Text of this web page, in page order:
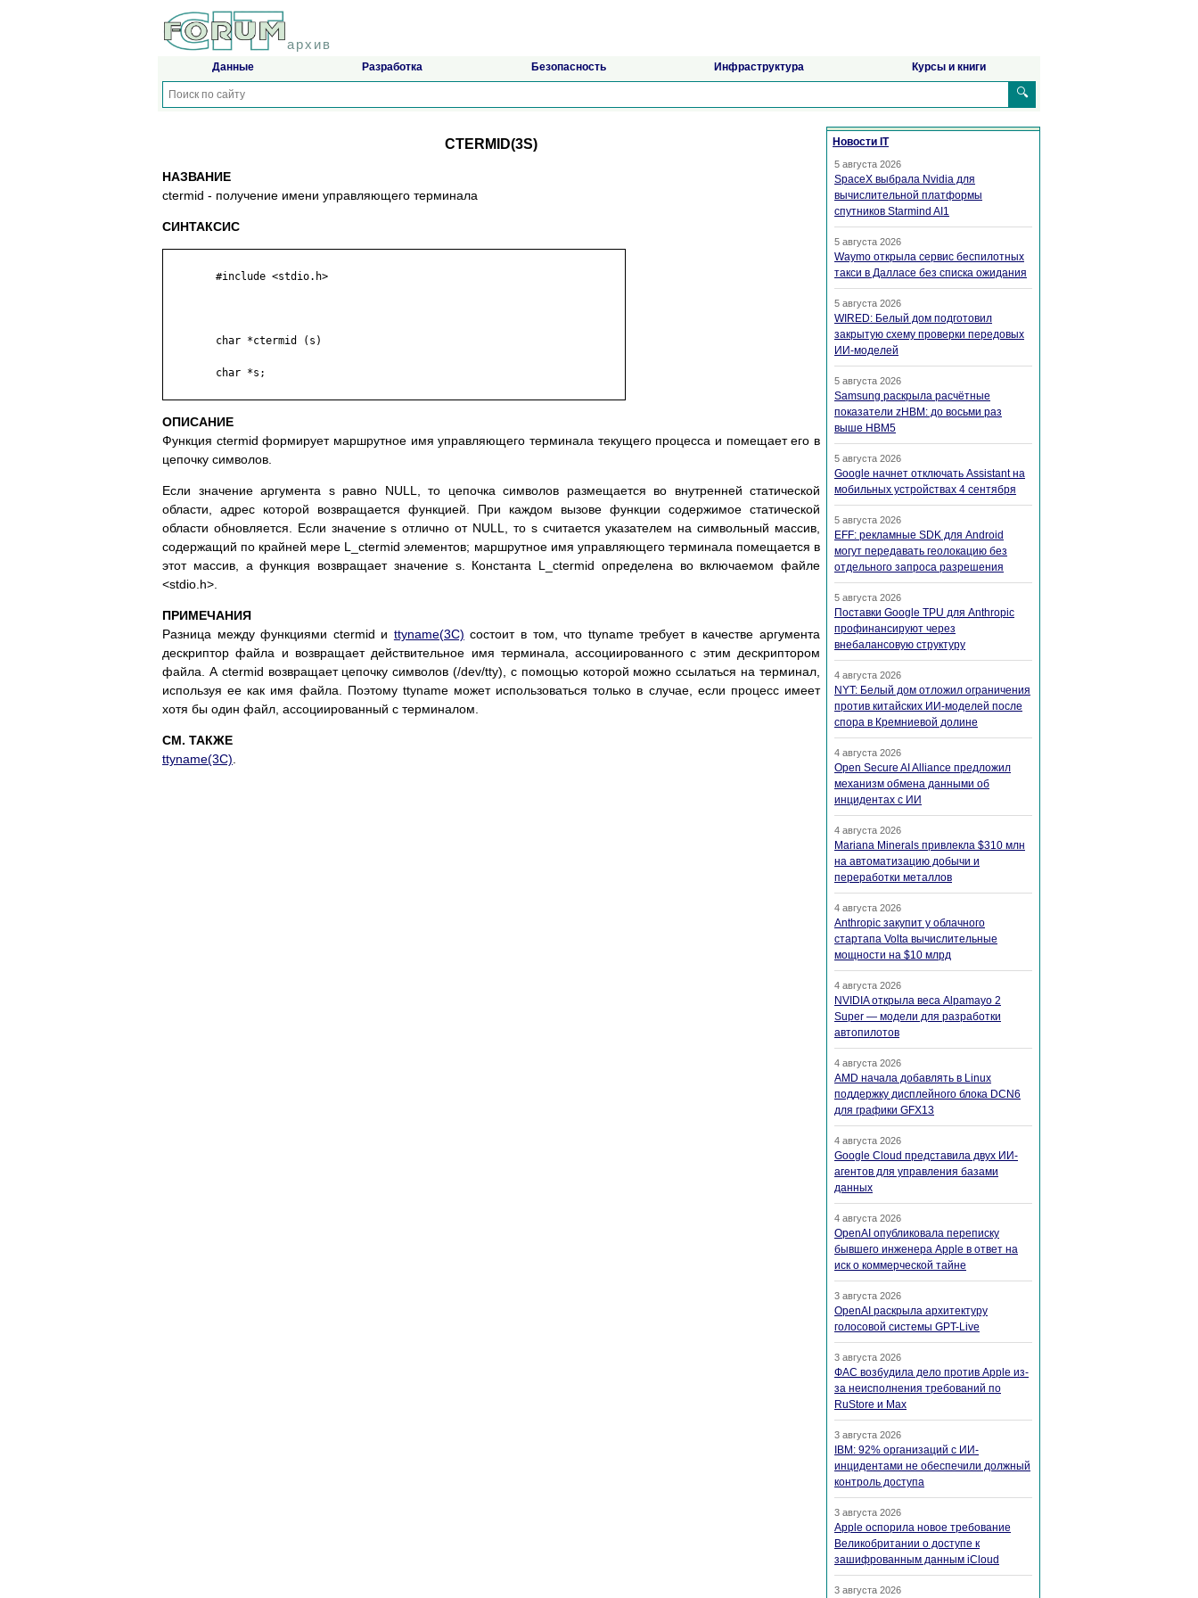
архив
Данные Разработка Безопасность Инфраструктура Курсы и книги
🔍
CTERMID(3S)
НАЗВАНИЕ
ctermid - получение имени управляющего терминала
СИНТАКСИС
ОПИСАНИЕ
Функция ctermid формирует маршрутное имя управляющего терминала текущего процесса и помещает его в
цепочку символов.
Если значение аргумента s равно NULL, то цепочка символов размещается во внутренней статической
области, адрес которой возвращается функцией. При каждом вызове функции содержимое статической
области обновляется. Если значение s отлично от NULL, то s считается указателем на символьный массив,
содержащий по крайней мере L_ctermid элементов; маршрутное имя управляющего терминала помещается в
этот массив, а функция возвращает значение s. Константа L_ctermid определена во включаемом файле
<stdio.h>.
ПРИМЕЧАНИЯ
Разница между функциями ctermid и ttyname(3C) состоит в том, что ttyname требует в качестве аргумента
дескриптор файла и возвращает действительное имя терминала, ассоциированного с этим дескриптором
файла. А ctermid возвращает цепочку символов (/dev/tty), с помощью которой можно ссылаться на терминал,
используя ее как имя файла. Поэтому ttyname может использоваться только в случае, если процесс имеет
хотя бы один файл, ассоциированный с терминалом.
СМ. ТАКЖЕ
ttyname(3C)
Новости IT
5 августа 2026
SpaceX выбрала Nvidia для
вычислительной платформы
спутников Starmind AI1
5 августа 2026
Waymo открыла сервис беспилотных
такси в Далласе без списка ожидания
5 августа 2026
WIRED: Белый дом подготовил
закрытую схему проверки передовых
ИИ-моделей
5 августа 2026
Samsung раскрыла расчётные
показатели zHBM: до восьми раз
выше HBM5
5 августа 2026
Google начнет отключать Assistant на
мобильных устройствах 4 сентября
5 августа 2026
EFF: рекламные SDK для Android
могут передавать геолокацию без
отдельного запроса разрешения
5 августа 2026
Поставки Google TPU для Anthropic
профинансируют через
внебалансовую структуру
4 августа 2026
NYT: Белый дом отложил ограничения
против китайских ИИ-моделей после
спора в Кремниевой долине
4 августа 2026
Open Secure AI Alliance предложил
механизм обмена данными об
инцидентах с ИИ
4 августа 2026
Mariana Minerals привлекла $310 млн
на автоматизацию добычи и
переработки металлов
4 августа 2026
Anthropic закупит у облачного
стартапа Volta вычислительные
мощности на $10 млрд
4 августа 2026
NVIDIA открыла веса Alpamayo 2
Super — модели для разработки
автопилотов
4 августа 2026
AMD начала добавлять в Linux
поддержку дисплейного блока DCN6
для графики GFX13
4 августа 2026
Google Cloud представила двух ИИ-
агентов для управления базами
данных
4 августа 2026
OpenAI опубликовала переписку
бывшего инженера Apple в ответ на
иск о коммерческой тайне
3 августа 2026
OpenAI раскрыла архитектуру
голосовой системы GPT-Live
3 августа 2026
ФАС возбудила дело против Apple из-
за неисполнения требований по
RuStore и Max
3 августа 2026
IBM: 92% организаций с ИИ-
инцидентами не обеспечили должный
контроль доступа
3 августа 2026
Apple оспорила новое требование
Великобритании о доступе к
зашифрованным данным iCloud
3 августа 2026